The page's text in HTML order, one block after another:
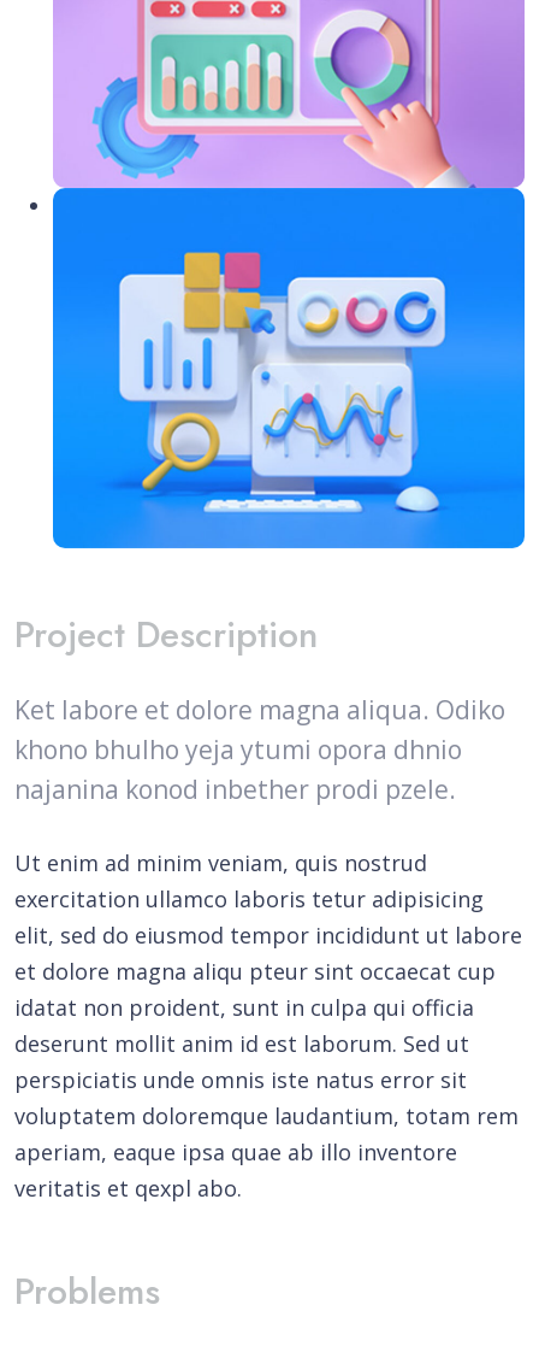
Project Description
Ket labore et dolore magna aliqua. Odiko
khono bhulho yeja ytumi opora dhnio
najanina konod inbether prodi pzele.
Ut enim ad minim veniam, quis nostrud
exercitation ullamco laboris tetur adipisicing
elit, sed do eiusmod tempor incididunt ut labore
et dolore magna aliqu pteur sint occaecat cup
idatat non proident, sunt in culpa qui officia
deserunt mollit anim id est laborum. Sed ut
perspiciatis unde omnis iste natus error sit
voluptatem doloremque laudantium, totam rem
aperiam, eaque ipsa quae ab illo inventore
veritatis et qexpl abo.
Problems